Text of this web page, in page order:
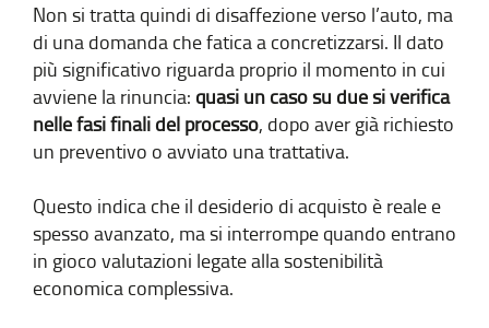
Non si tratta quindi di disaffezione verso l’auto, ma
di una domanda che fatica a concretizzarsi. Il dato
più significativo riguarda proprio il momento in cui
avviene la rinuncia: quasi un caso su due si verifica
nelle fasi finali del processo, dopo aver già richiesto
un preventivo o avviato una trattativa.
Questo indica che il desiderio di acquisto è reale e
spesso avanzato, ma si interrompe quando entrano
in gioco valutazioni legate alla sostenibilità
economica complessiva.